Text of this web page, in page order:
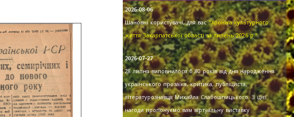
2026-08-06
Шановні користувачі, для вас"Хроніка культурного
життя Закарпатської області за липень 2026 р.".
2026-07-27
28 липня виповнилося б 80 років від дня народження
українського прозаїка, критика, публіциста,
літературознавця Михайла Слабошпицького. З цієї
нагоди пропонуємо вам віртуальну виставку